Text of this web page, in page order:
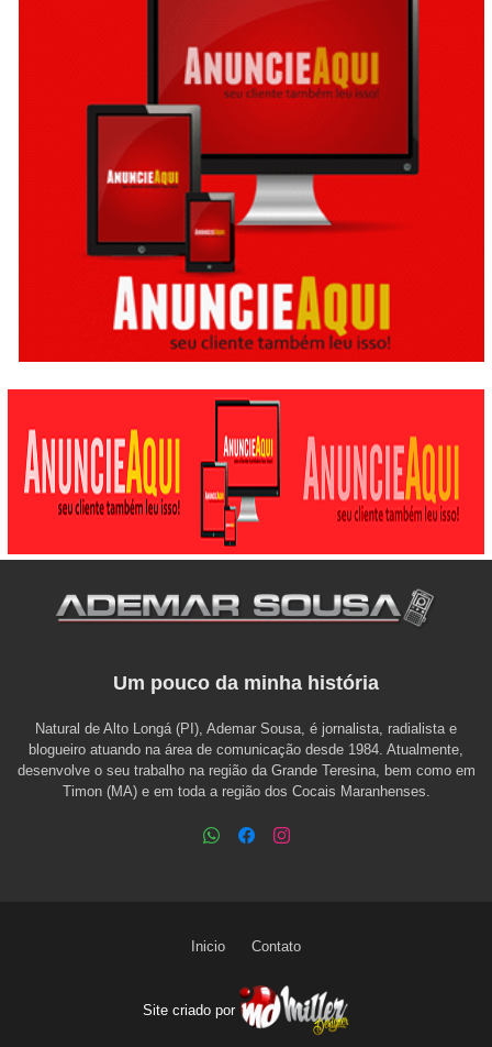
Um pouco da minha história
Natural de Alto Longá (PI), Ademar Sousa, é jornalista, radialista e
blogueiro atuando na área de comunicação desde 1984. Atualmente,
desenvolve o seu trabalho na região da Grande Teresina, bem como em
Timon (MA) e em toda a região dos Cocais Maranhenses.
Site criado por
Inicio Contato